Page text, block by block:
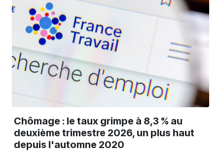
Chômage : le taux grimpe à 8,3 % au
deuxième trimestre 2026, un plus haut
depuis l'automne 2020